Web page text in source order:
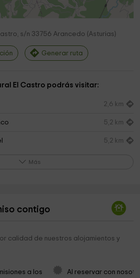
s/n 33756 Arancedo (Asturias)
Generar ruta
El Castro podrás visitar:
2,6 km
5,2 km
5,2 km
Franco
7,2 km
Más
contigo
calidad de nuestros alojamientos y
a los
Al reservar con